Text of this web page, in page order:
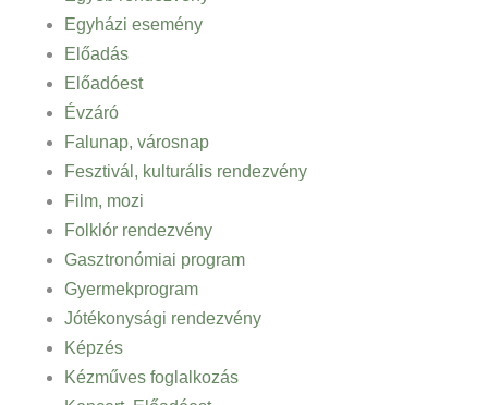
Egyházi esemény
Előadás
Előadóest
Évzáró
Falunap, városnap
Fesztivál, kulturális rendezvény
Film, mozi
Folklór rendezvény
Gasztronómiai program
Gyermekprogram
Jótékonysági rendezvény
Képzés
Kézműves foglalkozás